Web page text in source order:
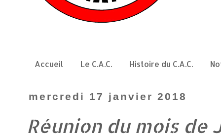
Accueil Le C.A.C. Histoire du C.A.C.
mercredi 17 janvier 2018
Réunion du mois de